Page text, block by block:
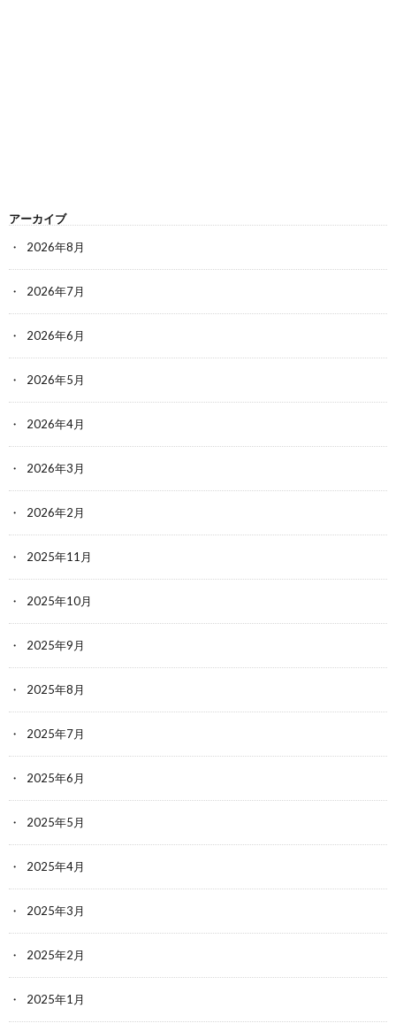
アーカイブ
2026年8月
2026年7月
2026年6月
2026年5月
2026年4月
2026年3月
2026年2月
2025年11月
2025年10月
2025年9月
2025年8月
2025年7月
2025年6月
2025年5月
2025年4月
2025年3月
2025年2月
2025年1月